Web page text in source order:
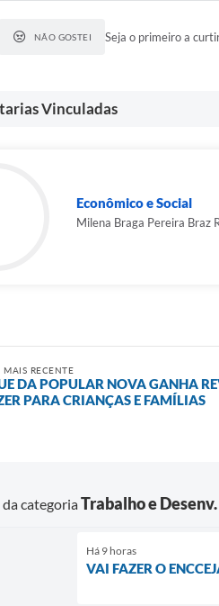
NÃO GOSTEI Seja o primeiro a
Vinculadas
Econômico e Social
Milena Braga Pereira Braz
RECENTE
DA POPULAR NOVA GANHA
PARA CRIANÇAS E FAMÍLIAS
categoriaTrabalho e
Há 9 horas
VAI FAZER O